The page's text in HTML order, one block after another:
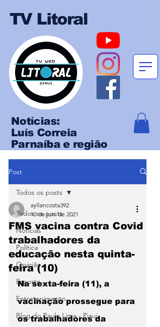
TV Litoral
Notícias:
Luís Correia
Parnaíba e região
Post
Todos os posts
Notícias
Política
Opinião
Esporte
Entretenimento
Blog do Paulo Lima - Piaui
Todos os posts
FMS vacina contra Covid
trabalhadores da
educação nesta quinta-
feira (10)
ayllancosta392
10 de jun. de 2021
Na sexta-feira (11), a
vacinação prossegue para
os trabalhadores da